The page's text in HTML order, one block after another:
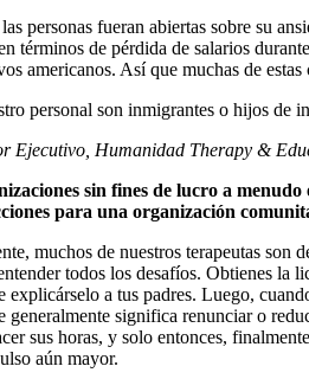
personas fueran abiertas sobre su
términos de pérdida de salarios
americanos. Así que muchas de
personal son inmigrantes o hijos de
Ejecutivo, Humanidad Therapy &
sin fines de lucro a
para una organización
muchos de nuestros terapeutas son
todos los desafíos. Obtienes la
explicárselo a tus padres. Luego,
significa renunciar o
sus horas, y solo entonces,
aún mayor.